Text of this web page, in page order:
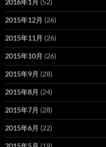
2016年1月 (52)
2015年12月 (26)
2015年11月 (26)
2015年10月 (26)
2015年9月 (28)
2015年8月 (24)
2015年7月 (28)
2015年6月 (22)